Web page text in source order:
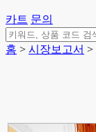
카트 문의
홈 > 시장보고서 >